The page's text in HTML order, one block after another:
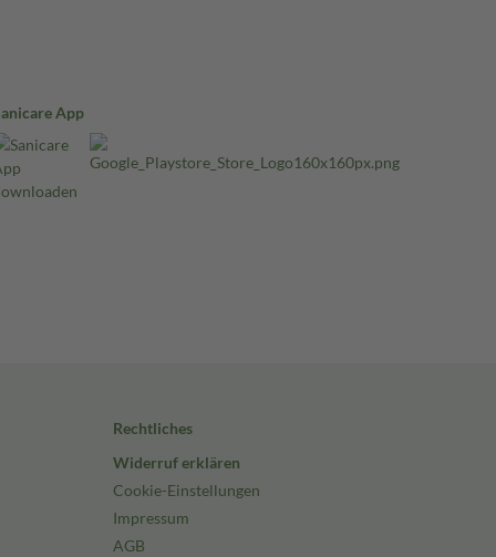
App
Rechtliches
Widerruf erklären
Cookie-Einstellungen
Impressum
AGB